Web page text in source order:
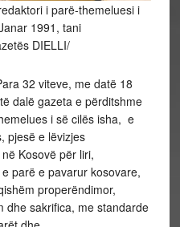
i parë-themeluesi i
1991, tani
DIELLI/
32 viteve, me datë 18
dalë gazeta e përditshme
i së cilës isha, e
pjesë e lëvizjes
Kosovë për liri,
parë e pavarur kosovare,
properëndimor,
dhe sakrifica, me standarde